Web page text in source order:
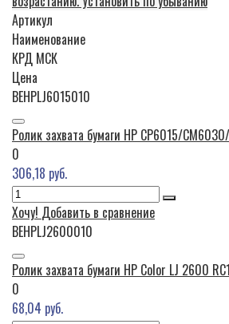
Артикул
Наименование
КРД МСК
Цена
BEHPLJ6015010
Ролик захвата бумаги HP CP6015/
0
306,18 руб.
Хочу! Добавить в сравнение
BEHPLJ2600010
Ролик захвата бумаги HP Color LJ 2600
0
68,04 руб.